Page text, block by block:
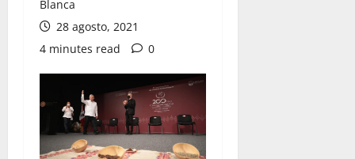
Blanca
28 agosto, 2021
4 minutes read
0